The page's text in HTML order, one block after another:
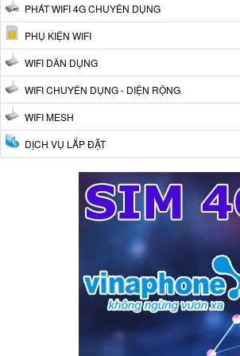
PHÁT WIFI 4G CHUYÊN DỤNG
PHỤ KIỆN WIFI
WIFI DÂN DỤNG
WIFI CHUYÊN DỤNG - DIỆN RỘNG
WIFI MESH
DỊCH VỤ LẮP ĐẶT